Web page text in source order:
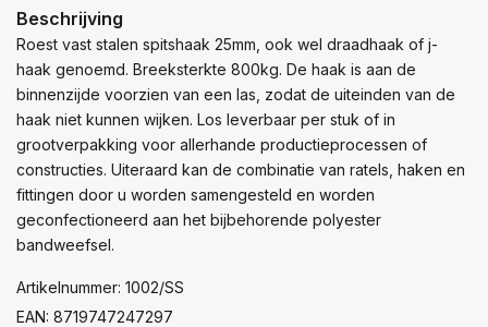
Beschrijving
Roest vast stalen spitshaak 25mm, ook wel draadhaak of j-
haak genoemd. Breeksterkte 800kg. De haak is aan de
binnenzijde voorzien van een las, zodat de uiteinden van de
haak niet kunnen wijken. Los leverbaar per stuk of in
grootverpakking voor allerhande productieprocessen of
constructies. Uiteraard kan de combinatie van ratels, haken en
fittingen door u worden samengesteld en worden
geconfectioneerd aan het bijbehorende polyester
bandweefsel.
Artikelnummer: 1002/SS
EAN: 8719747247297